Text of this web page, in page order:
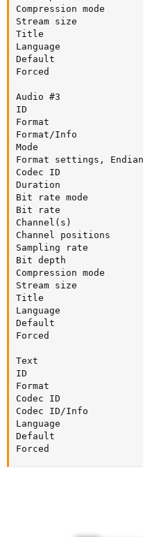
Compression
Stream size
Title
Language
Default
Forced
Audio #3
ID
Format
Format/Info
Mode
Format settings,
Codec ID
Duration
Bit rate mode
Bit rate
Channel(s)
Channel positions
Sampling rate
Bit depth
Compression
Stream size
Title
Language
Default
Forced
Text
ID
Format
Codec ID
Codec ID/Info
Language
Default
Forced